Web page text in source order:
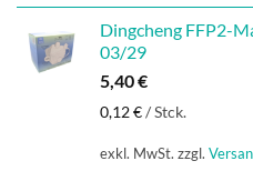
Dingcheng FFP2-
03/29
5,40€
0,12€/Stck.
exkl. MwSt. zzgl.